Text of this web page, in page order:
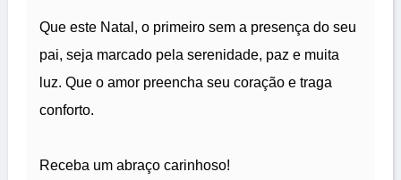
Que este Natal, o primeiro sem a presença do seu
pai, seja marcado pela serenidade, paz e muita
luz. Que o amor preencha seu coração e traga
conforto.
Receba um abraço carinhoso!